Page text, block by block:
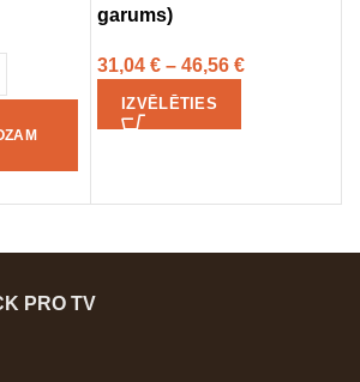
garums)
31,04 € – 46,56 €
IZVĒLĒTIES
PRO TV